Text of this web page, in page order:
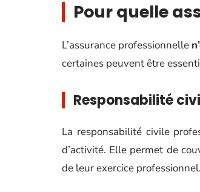
Pour quelle
L’assurance professionnelle
certaines peuvent être
Responsabilité
La responsabilité civile
d’activité. Elle permet de
de leur exercice